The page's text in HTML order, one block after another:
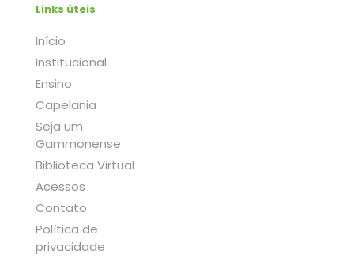
Links úteis
Início
Institucional
Ensino
Capelania
Seja um
Gammonense
Biblioteca Virtual
Acessos
Contato
Política de
privacidade